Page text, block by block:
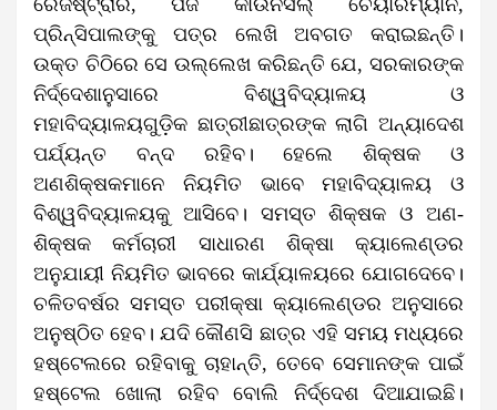
ପ୍ରିନ୍ସିପାଲଙ୍କୁ ପତ୍ର ଲେଖି ଅବଗତ କରାଇଛନ୍ତି।
ଉକ୍ତ ଚିଠିରେ ସେ ଉଲ୍ଲେଖ କରିଛନ୍ତି ଯେ, ସରକାରଙ୍କ
ନିର୍ଦ୍ଦେଶାନୁସାରେ ବିଶ୍ୱବିଦ୍ୟାଳୟ ଓ
ମହାବିଦ୍ୟାଳୟଗୁଡ଼ିକ ଛାତ୍ରୀଛାତ୍ରଙ୍କ ଲାଗି ଅନ୍ୟାଦେଶ
ପର୍ଯ୍ୟନ୍ତ ବନ୍ଦ ରହିବ। ହେଲେ ଶିକ୍ଷକ ଓ
ଅଣଶିକ୍ଷକମାନେ ନିୟମିତ ଭାବେ ମହାବିଦ୍ୟାଳୟ ଓ
ବିଶ୍ୱବିଦ୍ୟାଳୟକୁ ଆସିବେ। ସମସ୍ତ ଶିକ୍ଷକ ଓ ଅଣ-
ଶିକ୍ଷକ କର୍ମଚାରୀ ସାଧାରଣ ଶିକ୍ଷା କ୍ୟାଲେଣ୍ଡର
ଅନୁଯାୟୀ ନିୟମିତ ଭାବରେ କାର୍ଯ୍ୟାଳୟରେ ଯୋଗଦେବେ।
ଚଳିତବର୍ଷର ସମସ୍ତ ପରୀକ୍ଷା କ୍ୟାଲେଣ୍ଡର ଅନୁସାରେ
ଅନୁଷ୍ଠିତ ହେବ। ଯଦି କୌଣସି ଛାତ୍ର ଏହି ସମୟ ମଧ୍ୟରେ
ହଷ୍ଟେଲରେ ରହିବାକୁ ଚାହାନ୍ତି, ତେବେ ସେମାନଙ୍କ ପାଇଁ
ହଷ୍ଟେଲ ଖୋଲା ରହିବ ବୋଲି ନିର୍ଦ୍ଦେଶ ଦିଆଯାଇଛି।